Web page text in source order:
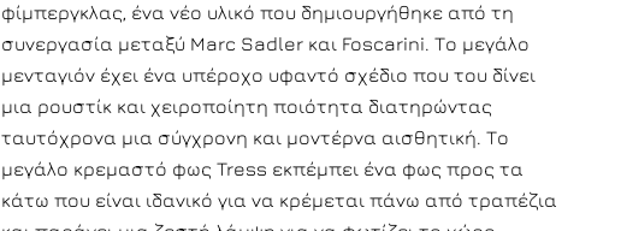
φίμπεργκλας, ένα νέο υλικό που δημιουργήθηκε από τη
συνεργασία μεταξύ Marc Sadler και Foscarini. Το μεγάλο
μενταγιόν έχει ένα υπέροχο υφαντό σχέδιο που του δίνει
μια ρουστίκ και χειροποίητη ποιότητα διατηρώντας
ταυτόχρονα μια σύγχρονη και μοντέρνα αισθητική. Το
μεγάλο κρεμαστό φως Tress εκπέμπει ένα φως προς τα
κάτω που είναι ιδανικό για να κρέμεται πάνω από τραπέζια